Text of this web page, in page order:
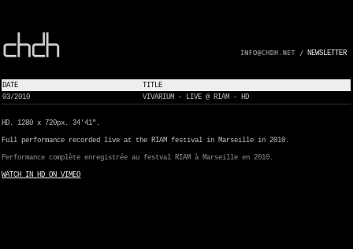
/NEWSLETTER
DATE
TITLE
03/2010
VIVARIUM - LIVE @ RIAM - HD
HD. 1280 x 720px. 34'41".
Full performance recorded live at the RIAM festival in Marseille in 2010.
Performance complète enregistrée au festval RIAM à Marseille en 2010.
WATCH IN HD ON VIMEO